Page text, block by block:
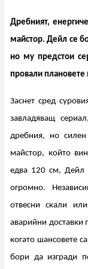
Дребният,
майстор. Дейл се
но му предстои
провали плановете
Заснет сред
завладяващ
дребния, но
майстор, който
едва 120 см, Дейл
огромно.
отвесни скали
аварийни доставки
когато шансовете
бори да изгради